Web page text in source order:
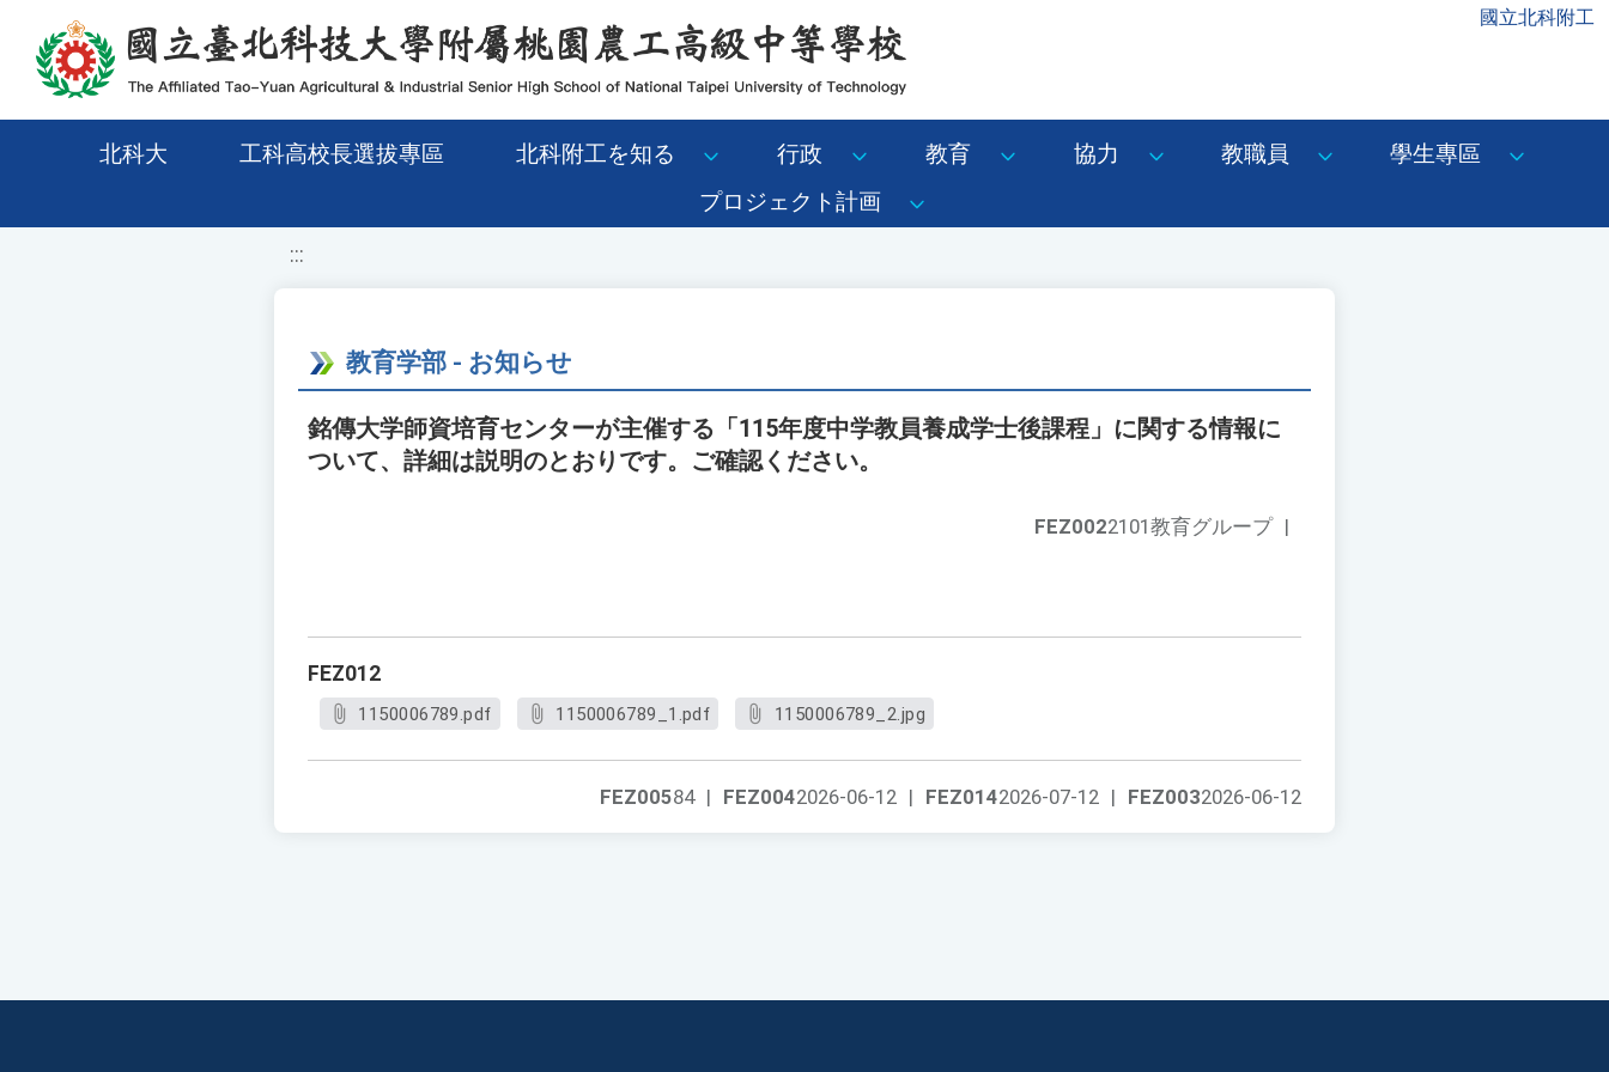
移至網頁之主要內容區位置 國立北科附工
北科大 工科高校長選拔專區 北科附工を知る 行政 教育 協力 教職員
學生專區
プロジェクト計画
:::
教育学部 - お知らせ
銘傳大学師資培育センターが主催する「115年度中学教員養成学士後課程」に関する情報に
ついて、詳細は説明のとおりです。ご確認ください。
FEZ0022101教育グループ |
FEZ012
1150006789.pdf 1150006789_1.pdf 1150006789_2.jpg
FEZ0032026-06-12
FEZ0142026-07-12 |
FEZ0042026-06-12 |
FEZ00584 |